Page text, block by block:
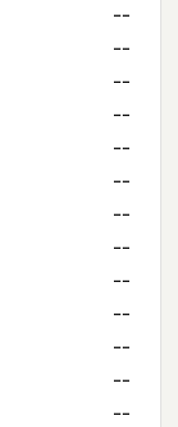
--
--
--
--
--
--
--
--
--
--
--
--
--